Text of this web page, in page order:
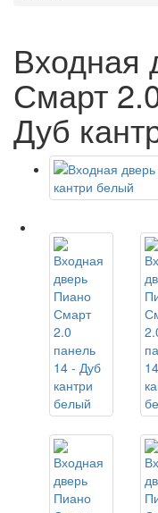
Входная
Смарт
Дуб